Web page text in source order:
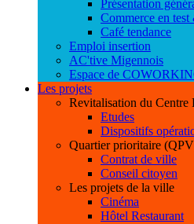
Présentation
Commerce en
Café tendance
Emploi insertion
AC'tive Migennois
Espace de
Les projets
Revitalisation du Centre
Etudes
Dispositifs
Quartier prioritaire
Contrat de ville
Conseil citoyen
Les projets de la ville
Cinéma
Hôtel Restaurant